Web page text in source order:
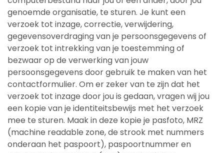
genoemde organisatie, te sturen. Je kunt een
verzoek tot inzage, correctie, verwijdering,
gegevensoverdraging van je persoonsgegevens of
verzoek tot intrekking van je toestemming of
bezwaar op de verwerking van jouw
persoonsgegevens door gebruik te maken van het
contactformulier. Om er zeker van te zijn dat het
verzoek tot inzage door jou is gedaan, vragen wij jou
een kopie van je identiteitsbewijs met het verzoek
mee te sturen. Maak in deze kopie je pasfoto, MRZ
(machine readable zone, de strook met nummers
onderaan het paspoort), paspoortnummer en